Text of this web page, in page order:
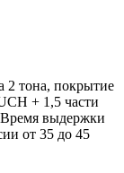
2 тона, покрытие
+ 1,5 части
выдержки
от 35 до 45